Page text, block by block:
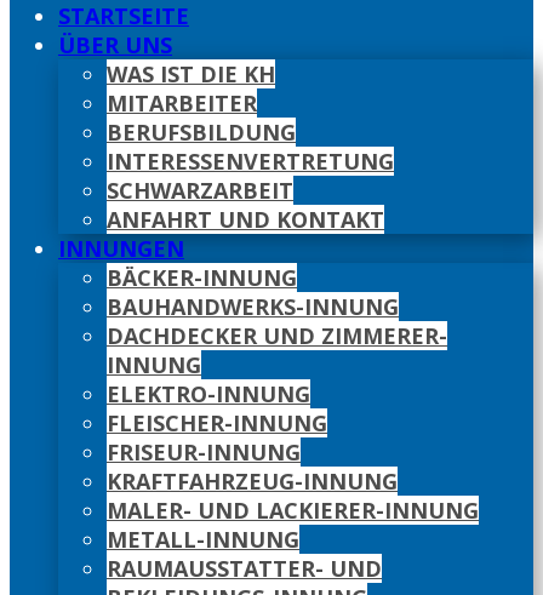
STARTSEITE
ÜBER UNS
WAS IST DIE KH
MITARBEITER
BERUFSBILDUNG
INTERESSENVERTRETUNG
SCHWARZARBEIT
ANFAHRT UND KONTAKT
INNUNGEN
BÄCKER-INNUNG
BAUHANDWERKS-INNUNG
DACHDECKER UND ZIMMERER-
INNUNG
ELEKTRO-INNUNG
FLEISCHER-INNUNG
FRISEUR-INNUNG
KRAFTFAHRZEUG-INNUNG
MALER- UND LACKIERER-INNUNG
METALL-INNUNG
RAUMAUSSTATTER- UND